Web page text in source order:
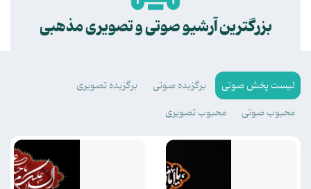
بزرگترین آرشیو صوتی و تصویری مذهبی
لیست پخش صوتی برگزیده صوتی
برگزیده تصویری
محبوب صوتی
محبوب تصویری